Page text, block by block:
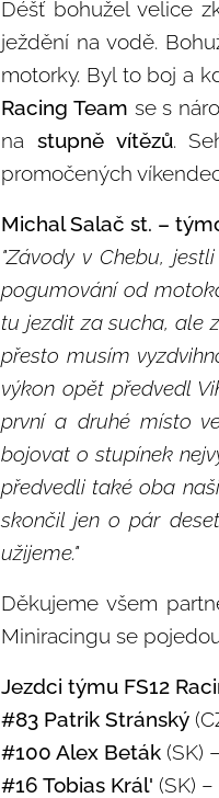
Déšť bohužel velice
ježdění na vodě.
motorky. Byl to boj a
Racing Team se s
na stupně vítězů.
promočených
Michal Salač st. –
"Závody v Chebu,
pogumování od
tu jezdit za sucha, ale
přesto musím
výkon opět předvedl
první a druhé místo
bojovat o stupínek
předvedli také oba
skončil jen o pár
užijeme."
Děkujeme všem
Miniracingu se pojedou
Jezdci týmu FS12
#83 Patrik Stránský
#100 Alex Beták (SK)
#16 Tobias Král' (SK)